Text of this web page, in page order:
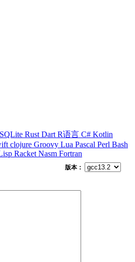
SQLite Rust Dart R语言 C# Kotlin
clojure Groovy Lua Pascal Perl Bash
Racket Nasm Fortran
版本：